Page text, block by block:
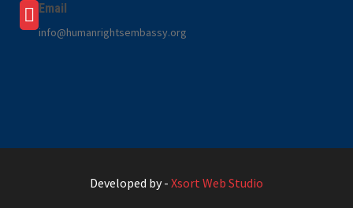
Email
info@humanrightsembassy.org
Developed by - Xsort Web Studio